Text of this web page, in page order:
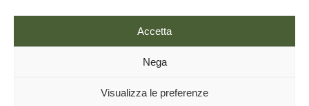
Accetta
Nega
Visualizza le preferenze